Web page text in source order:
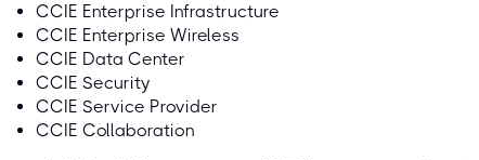
CCIE Enterprise Infrastructure
CCIE Enterprise Wireless
CCIE Data Center
CCIE Security
CCIE Service Provider
CCIE Collaboration